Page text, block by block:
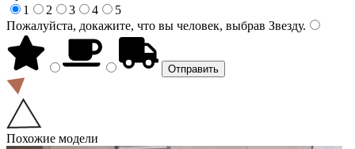
1
2 3 4
5
Пожалуйста, докажите, что вы человек, выбрав Звезду.
Похожие модели